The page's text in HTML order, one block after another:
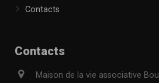
Contacts
Contacts
Maison de la vie associative